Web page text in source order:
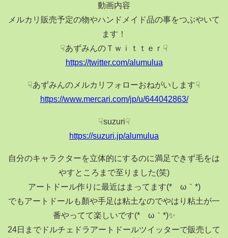
動画内容
メルカリ販売予定の物やハンドメイド品の事をつぶやいて
ます！
☟あずみんのＴｗｉｔｔｅｒ☟
https://twitter.com/alumulua
☟あずみんのメルカリフォローおねがいします☟
https://www.mercari.com/jp/u/644042863/
☟suzuri☟
https://suzuri.jp/alumulua
自分のキャラクターを立体的にするのに満足できず毛をは
やすところまで至りました(笑)
アートドール作りに最近はまってます(*´ω｀*)
でもアートドールも顏や手足は粘土なのでやはり粘土が一
番やってて楽しいです(*´ω｀*)✨
24日までドルチェドラアートドールツイッターで販売して